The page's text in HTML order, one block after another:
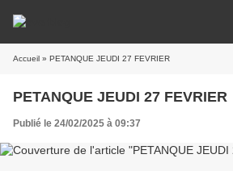
Accueil » PETANQUE JEUDI 27 FEVRIER
PETANQUE JEUDI 27 FEVRIER
Publié le 24/02/2025 à 09:37